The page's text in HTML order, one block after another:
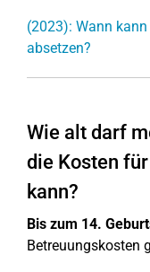
(2023): Wann
absetzen?
Wie alt darf
die Kosten
kann?
Bis zum 14.
Betreuungskosten